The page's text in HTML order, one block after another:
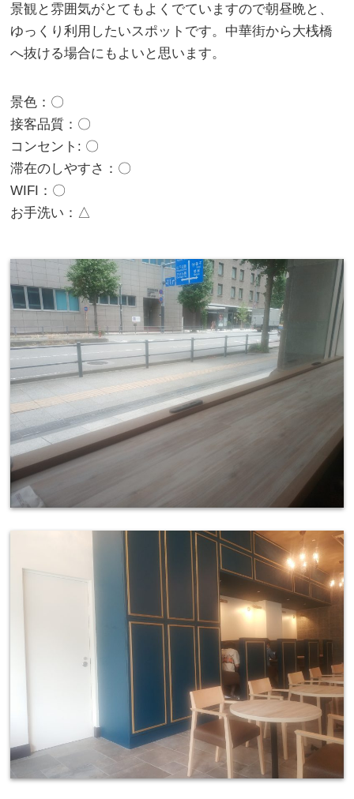
景観と雰囲気がとてもよくでていますので朝昼晩と、
ゆっくり利用したいスポットです。中華街から大桟橋
へ抜ける場合にもよいと思います。
景色：〇
接客品質：〇
コンセント: 〇
滞在のしやすさ：〇
WIFI：〇
お手洗い：△